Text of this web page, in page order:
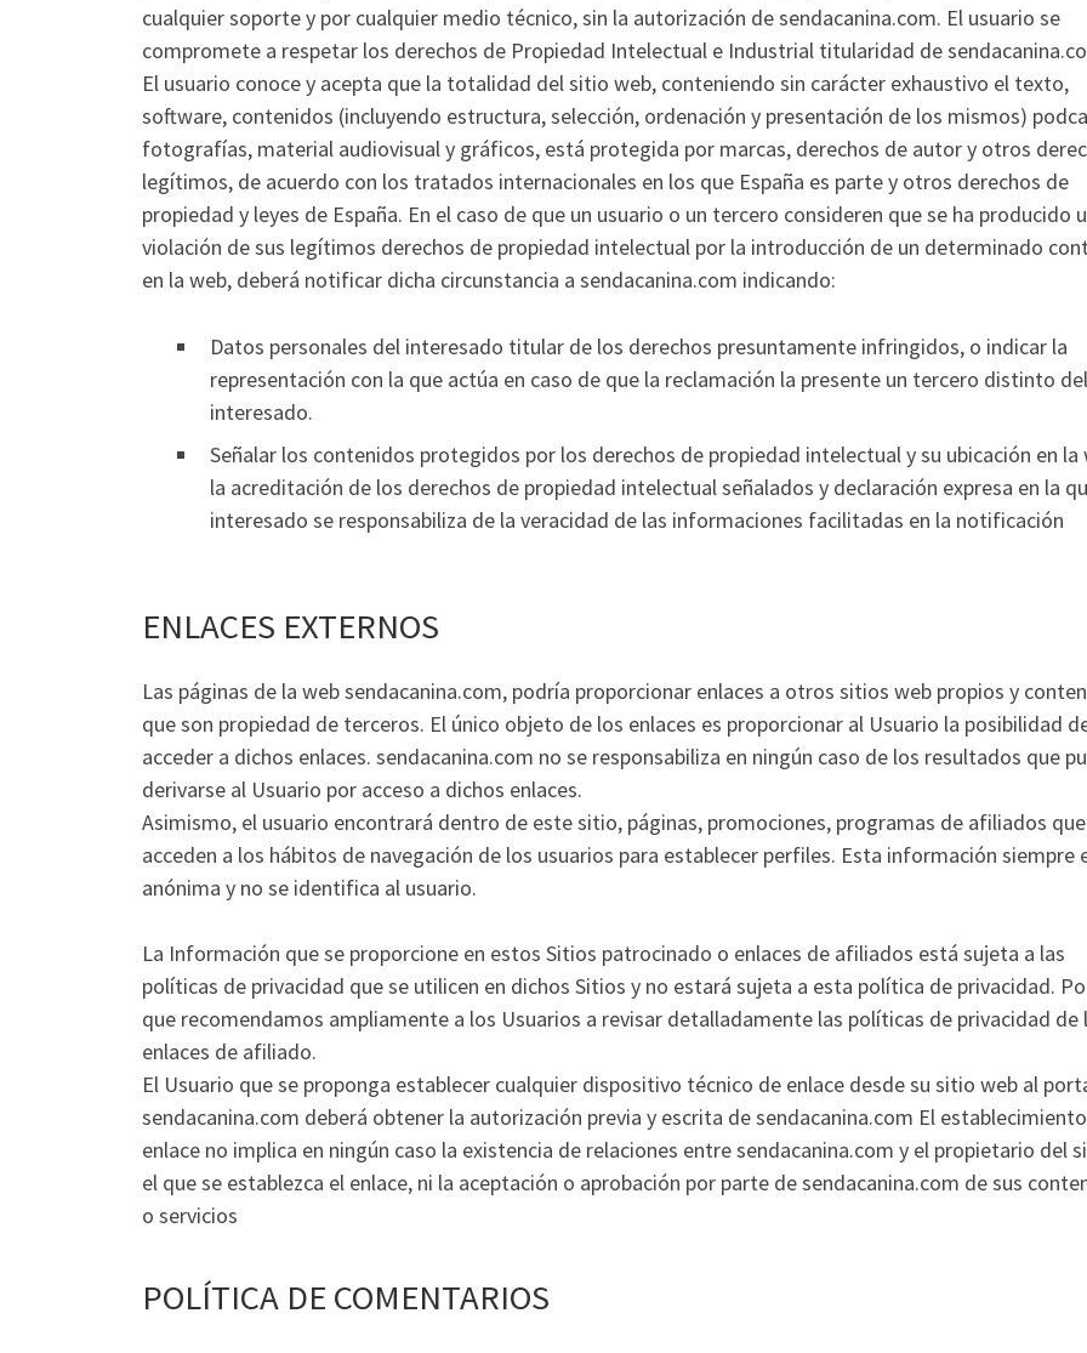
cualquier soporte y por cualquier medio técnico, sin la autorización de sendacanina.com. El usuario se
compromete a respetar los derechos de Propiedad Intelectual e Industrial titularidad de
El usuario conoce y acepta que la totalidad del sitio web, conteniendo sin carácter exhaustivo el texto,
software, contenidos (incluyendo estructura, selección, ordenación y presentación de los mismos)
fotografías, material audiovisual y gráficos, está protegida por marcas, derechos de autor y otros
legítimos, de acuerdo con los tratados internacionales en los que España es parte y otros derechos de
propiedad y leyes de España. En el caso de que un usuario o un tercero consideren que se ha producido
violación de sus legítimos derechos de propiedad intelectual por la introducción de un determinado
en la web, deberá notificar dicha circunstancia a sendacanina.com indicando:
Datos personales del interesado titular de los derechos presuntamente infringidos, o indicar la
representación con la que actúa en caso de que la reclamación la presente un tercero distinto del
interesado.
Señalar los contenidos protegidos por los derechos de propiedad intelectual y su ubicación en la
la acreditación de los derechos de propiedad intelectual señalados y declaración expresa en la
interesado se responsabiliza de la veracidad de las informaciones facilitadas en la notificación
ENLACES EXTERNOS
Las páginas de la web sendacanina.com, podría proporcionar enlaces a otros sitios web propios y
que son propiedad de terceros. El único objeto de los enlaces es proporcionar al Usuario la posibilidad
acceder a dichos enlaces. sendacanina.com no se responsabiliza en ningún caso de los resultados que
derivarse al Usuario por acceso a dichos enlaces.
Asimismo, el usuario encontrará dentro de este sitio, páginas, promociones, programas de afiliados que
acceden a los hábitos de navegación de los usuarios para establecer perfiles. Esta información siempre
anónima y no se identifica al usuario.
La Información que se proporcione en estos Sitios patrocinado o enlaces de afiliados está sujeta a las
políticas de privacidad que se utilicen en dichos Sitios y no estará sujeta a esta política de privacidad.
que recomendamos ampliamente a los Usuarios a revisar detalladamente las políticas de privacidad de
enlaces de afiliado.
El Usuario que se proponga establecer cualquier dispositivo técnico de enlace desde su sitio web al
sendacanina.com deberá obtener la autorización previa y escrita de sendacanina.com El
enlace no implica en ningún caso la existencia de relaciones entre sendacanina.com y el propietario del
el que se establezca el enlace, ni la aceptación o aprobación por parte de sendacanina.com de sus
o servicios
POLÍTICA DE COMENTARIOS